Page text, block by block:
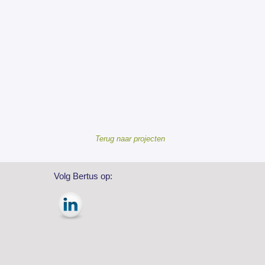
Terug naar projecten
Volg Bertus op: